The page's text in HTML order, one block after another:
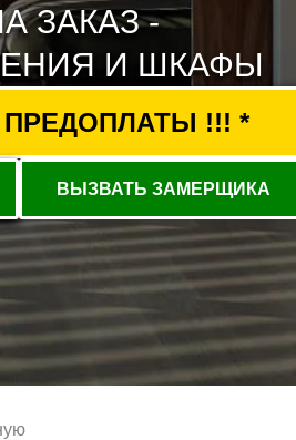
ЗАКАЗ -
И ШКАФЫ
!!! *
ВЫЗВАТЬ ЗАМЕРЩИКА